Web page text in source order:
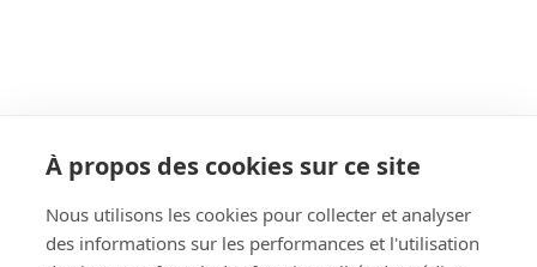
À propos des cookies sur ce site
Nous utilisons les cookies pour collecter et analyser
des informations sur les performances et l'utilisation